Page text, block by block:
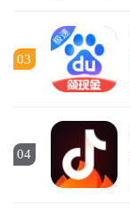
03
04